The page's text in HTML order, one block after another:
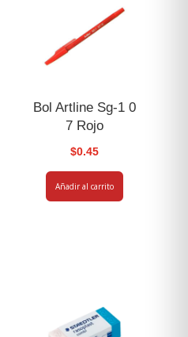
Bol Artline Sg-1 0
7 Rojo
$0.45
Añadir al carrito